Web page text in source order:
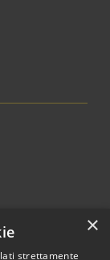
×
strettamente